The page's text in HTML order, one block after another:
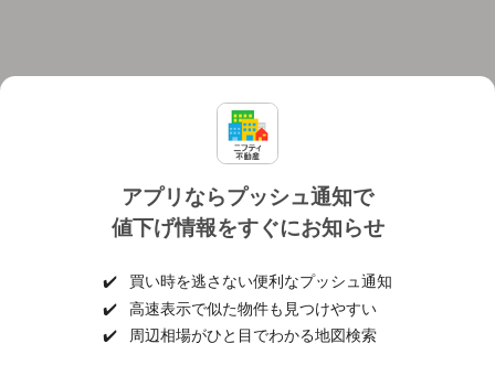
アプリならプッシュ通知で
値下げ情報をすぐにお知らせ
✔️
買い時を逃さない便利なプッシュ通知
✔️
高速表示で似た物件も見つけやすい
✔️
周辺相場がひと目でわかる地図検索
個人情報保護ポリシー 利用規約
ヘルプ・お問い合わせ 採用情報